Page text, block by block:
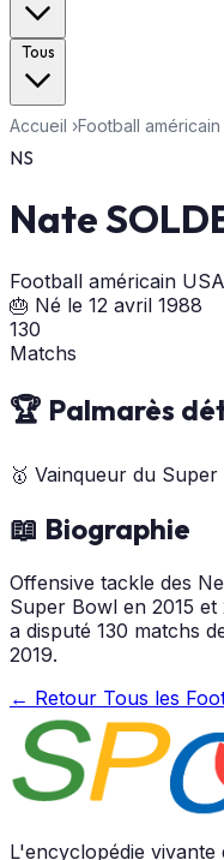
Tous
Accueil ›Football américain
NS
Nate
Football américain USA
🎂 Né le 12 avril 1988
130
Matchs
🏆 Palmarès
🥇 Vainqueur du Super
📖 Biographie
Offensive tackle des
Super Bowl en 2015 et
a disputé 130 matchs
2019.
← Retour Tous les
L'encyclopédie vivante